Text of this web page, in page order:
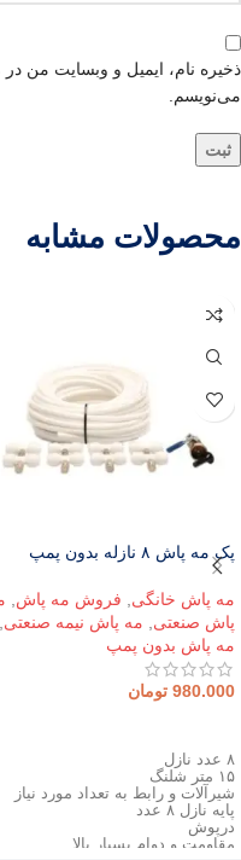
ذخیره نام، ایمیل و وبسایت من
می‌نویسم.
محصولات مشابه
پک مه پاش ۸ نازله بدون پمپ
مه پاش خانگی فروش مه پاش
پاش صنعتی
مه پاش نیمه صنعتی
مه پاش بدون پمپ
980.000 تومان
۸ عدد نازل
۱۵ متر شلنگ
شیرآلات و رابط به تعداد مورد نیاز
پایه نازل ۸ عدد
درپوش
مقاومت و دوام بسیار بالا